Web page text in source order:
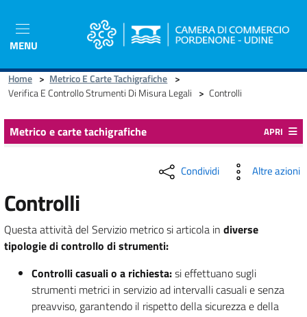
contenuto
MENU
Home > Metrico E Carte Tachigrafiche >
Verifica E Controllo Strumenti Di Misura Legali > Controlli
Metrico e carte tachigrafiche APRI
Condividi Altre azioni
Controlli
Questa attività del Servizio metrico si articola in diverse
tipologie di controllo di strumenti:
Controlli casuali o a richiesta:si effettuano sugli
strumenti metrici in servizio ad intervalli casuali e senza
preavviso, garantendo il rispetto della sicurezza e della